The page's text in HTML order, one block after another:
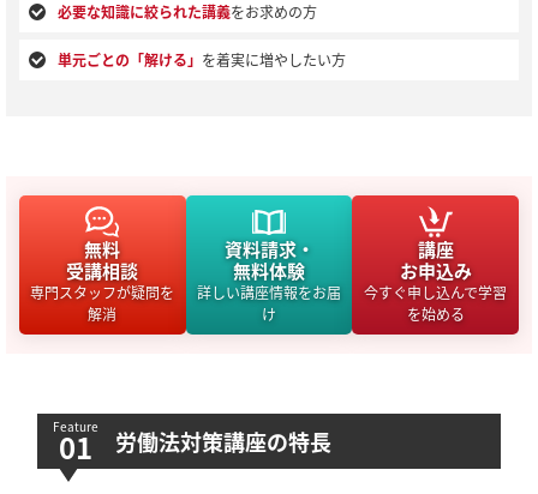
必要な知識に絞られた講義をお求めの方
単元ごとの「解ける」 を着実に増やしたい方
無料
受講相談
専門スタッフが疑問を
解消
資料請求・
無料体験
詳しい講座情報をお届
け
講座
お申込み
今すぐ申し込んで学習
を始める
労働法対策講座の特長